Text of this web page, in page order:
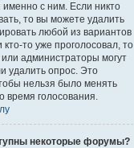
именно с ним. Если никто
то вы можете удалить
любой из вариантов
то уже проголосовал, то
администраторы могут
удалить опрос. Это
нельзя было менять
время голосования.
некоторые форумы?